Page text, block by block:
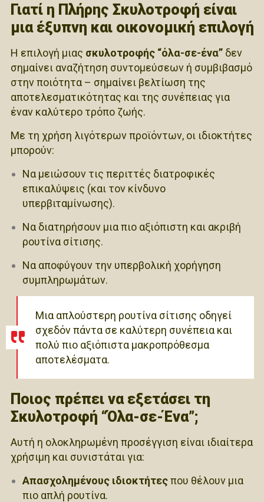
Γιατί η Πλήρης Σκυλοτροφή είναι
μια έξυπνη και οικονομική επιλογή
Η επιλογή μιας σκυλοτροφής “όλα-σε-ένα”δεν
σημαίνει αναζήτηση συντομεύσεων ή συμβιβασμό
στην ποιότητα – σημαίνει βελτίωση της
αποτελεσματικότητας και της συνέπειας για
έναν καλύτερο τρόπο ζωής.
Με τη χρήση λιγότερων προϊόντων, οι ιδιοκτήτες
μπορούν:
Να μειώσουν τις περιττές διατροφικές
επικαλύψεις (και τον κίνδυνο
υπερβιταμίνωσης).
Να διατηρήσουν μια πιο αξιόπιστη και ακριβή
ρουτίνα σίτισης.
Να αποφύγουν την υπερβολική χορήγηση
συμπληρωμάτων.
Μια απλούστερη ρουτίνα σίτισης οδηγεί
σχεδόν πάντα σε καλύτερη συνέπεια και
πολύ πιο αξιόπιστα μακροπρόθεσμα
αποτελέσματα.
Ποιος πρέπει να εξετάσει τη
Σκυλοτροφή “Όλα-σε-Ένα”;
Αυτή η ολοκληρωμένη προσέγγιση είναι ιδιαίτερα
χρήσιμη και συνιστάται για:
Απασχολημένους ιδιοκτήτεςπου θέλουν μια
πιο απλή ρουτίνα.